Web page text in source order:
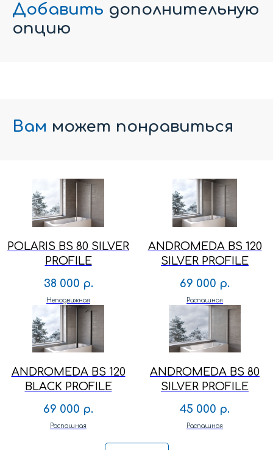
Добавить дополнительную
опцию
Вам может понравиться
POLARIS BS 80 SILVER
PROFILE
38 000 р.
Неподвижная
ANDROMEDA BS 120
SILVER PROFILE
69 000 р.
Распашная
ANDROMEDA BS 120
BLACK PROFILE
69 000 р.
Распашная
ANDROMEDA BS 80
SILVER PROFILE
45 000 р.
Распашная